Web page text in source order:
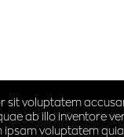
sit voluptatem
ab illo inventore
ipsam voluptatem